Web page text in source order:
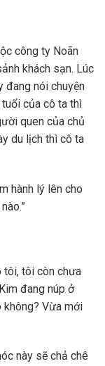
công ty Noãn
khách sạn. Lúc
đang nói chuyện
của cô ta thì
quen của chủ
du lịch thì cô ta
hành lý lên cho
tôi, tôi còn chưa
đang núp ở
không? Vừa mới
này sẽ chả chê